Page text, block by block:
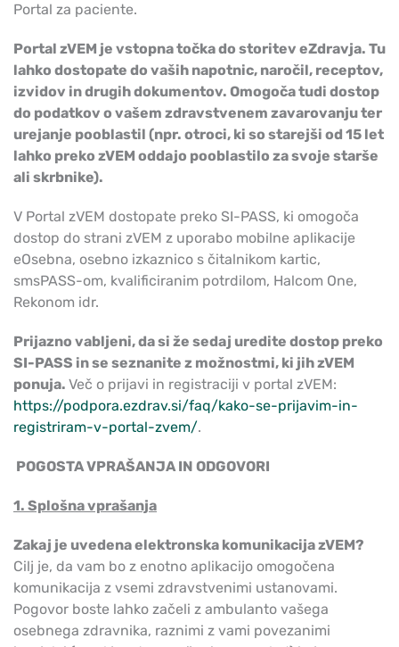
Portal za paciente.
Portal zVEM je vstopna točka do storitev eZdravja. Tu
lahko dostopate do vaših napotnic, naročil, receptov,
izvidov in drugih dokumentov. Omogoča tudi dostop
do podatkov o vašem zdravstvenem zavarovanju ter
urejanje pooblastil (npr. otroci, ki so starejši od 15 let
lahko preko zVEM oddajo pooblastilo za svoje starše
ali skrbnike).
V Portal zVEM dostopate preko SI-PASS, ki omogoča
dostop do strani zVEM z uporabo mobilne aplikacije
eOsebna, osebno izkaznico s čitalnikom kartic,
smsPASS-om, kvalificiranim potrdilom, Halcom One,
Rekonom idr.
Prijazno vabljeni, da si že sedaj uredite dostop preko
SI-PASS in se seznanite z možnostmi, ki jih zVEM
ponuja. Več o prijavi in registraciji v portal zVEM:
https://podpora.ezdrav.si/faq/kako-se-prijavim-in-
registriram-v-portal-zvem/.
POGOSTA VPRAŠANJA IN ODGOVORI
1. Splošna vprašanja
Zakaj je uvedena elektronska komunikacija zVEM?
Cilj je, da vam bo z enotno aplikacijo omogočena
komunikacija z vsemi zdravstvenimi ustanovami.
Pogovor boste lahko začeli z ambulanto vašega
osebnega zdravnika, raznimi z vami povezanimi